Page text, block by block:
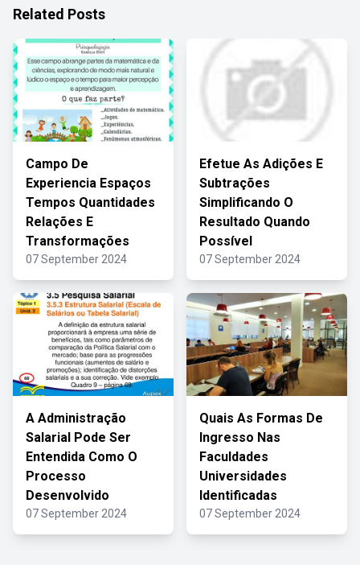
Related Posts
Campo De
Experiencia Espaços
Tempos Quantidades
Relações E
Transformações
07 September 2024
Efetue As Adições E
Subtrações
Simplificando O
Resultado Quando
Possível
07 September 2024
A Administração
Salarial Pode Ser
Entendida Como O
Processo
Desenvolvido
07 September 2024
Quais As Formas De
Ingresso Nas
Faculdades
Universidades
Identificadas
07 September 2024